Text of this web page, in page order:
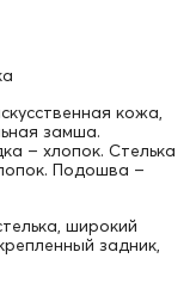
кожа,
замша.
– хлопок. Стелька
Подошва –
широкий
задник,